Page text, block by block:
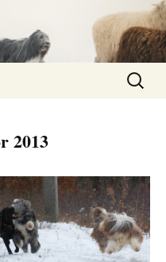
2013